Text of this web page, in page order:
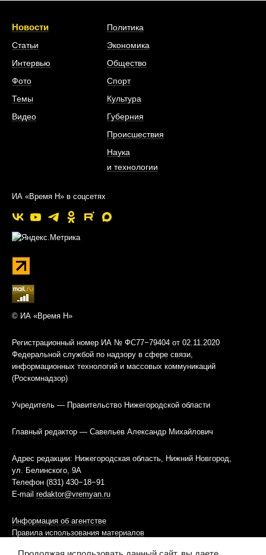
Новости
Статьи
Интервью
Фото
Темы
Видео
Политика
Экономика
Общество
Спорт
Культура
Губерния
Происшествия
Наука
и технологии
ИА «Время Н» в соцсетях
© ИА «Время Н»
Регистрационный номер ИА № ФС77−79404 от 02.11.2020
Федеральной службой по надзору в сфере связи,
информационных технологий и массовых коммуникаций
(Роскомнадзор)
Учредитель — Правительство Нижегородской области
Главный редактор — Савельев Александр Михайлович
Адрес редакции: Нижегородская область, Нижний Новгород,
ул. Белинского, 9А
Телефон (831) 430−18−91
E-mail redaktor@vremyan.ru
Информация об агентстве
Правила использования материалов